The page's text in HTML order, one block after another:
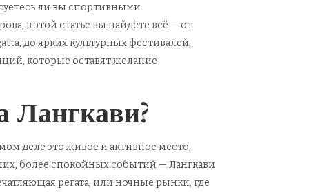
ли вы спортивными
в этой статье вы найдёте всё — от
до ярких культурных фестивалей,
которые оставят желание
Лангкави?
деле это живое и активное место,
более спокойных событий — Лангкави
регата, или ночные рынки, где